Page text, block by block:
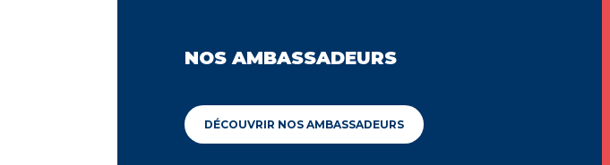
NOS AMBASSADEURS
DÉCOUVRIR NOS AMBASSADEURS